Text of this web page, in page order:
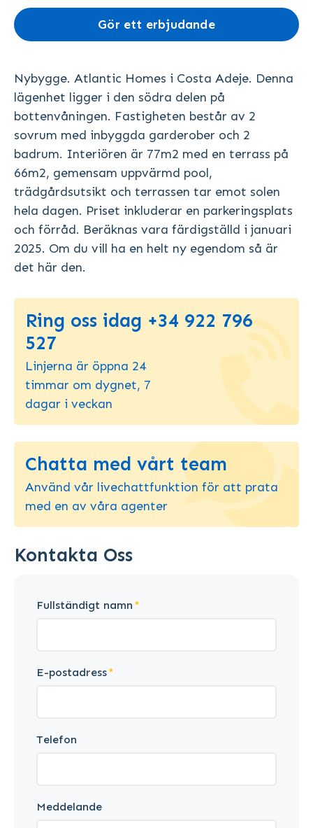
Gör ett erbjudande
Nybygge. Atlantic Homes i Costa Adeje. Denna
lägenhet ligger i den södra delen på
bottenvåningen. Fastigheten består av 2
sovrum med inbyggda garderober och 2
badrum. Interiören är 77m2 med en terrass på
66m2, gemensam uppvärmd pool,
trädgårdsutsikt och terrassen tar emot solen
hela dagen. Priset inkluderar en parkeringsplats
och förråd. Beräknas vara färdigställd i januari
2025. Om du vill ha en helt ny egendom så är
det här den.
Ring oss idag +34 922 796
527
Linjerna är öppna 24
timmar om dygnet, 7
dagar i veckan
Chatta med vårt team
Använd vår livechattfunktion för att prata
med en av våra agenter
Kontakta Oss
Fullständigt namn
E-postadress
Telefon
Meddelande